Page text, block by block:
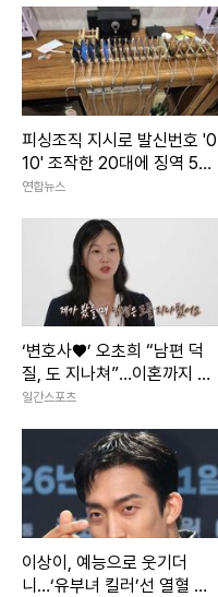
피싱조직 지시로 발신번호 '0
10' 조작한 20대에 징역 5년
구형
연합뉴스
‘변호사♥’ 오초희 “남편 덕
질, 도 지나쳐”…이혼까지 고
민 (결혼지옥)
일간스포츠
이상이, 예능으로 웃기더
니…‘유부녀 킬러’선 열혈 형